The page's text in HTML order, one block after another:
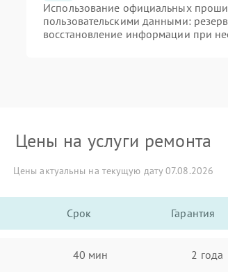
Использование официальных
пользовательскими данными:
восстановление информации при
Цены на услуги ремонта
Цены актуальны на текущую дату 07.08.2026
Срок Гарантия
40 мин 2 года